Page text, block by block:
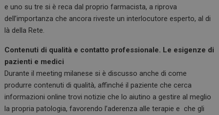
e uno su tre si è reca dal proprio farmacista, a riprova
dell’importanza che ancora riveste un interlocutore esperto, al di
là della Rete.
Contenuti di qualità e contatto professionale. Le esigenze di
pazienti e medici
Durante il meeting milanese si è discusso anche di come
produrre contenuti di qualità, affinché il paziente che cerca
informazioni online trovi notizie che lo aiutino a gestire al meglio
la propria patologia, favorendo l’aderenza alle terapie e che gli